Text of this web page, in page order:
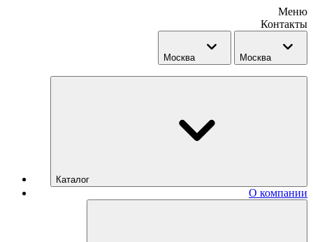
Меню
Контакты
Москва Москва
Каталог
О компании